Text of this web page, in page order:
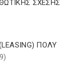
ΣΧΕΣΗΣ
ΠΟΛΥ